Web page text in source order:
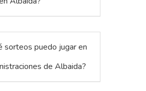
sorteos puedo jugar en
de Albaida?